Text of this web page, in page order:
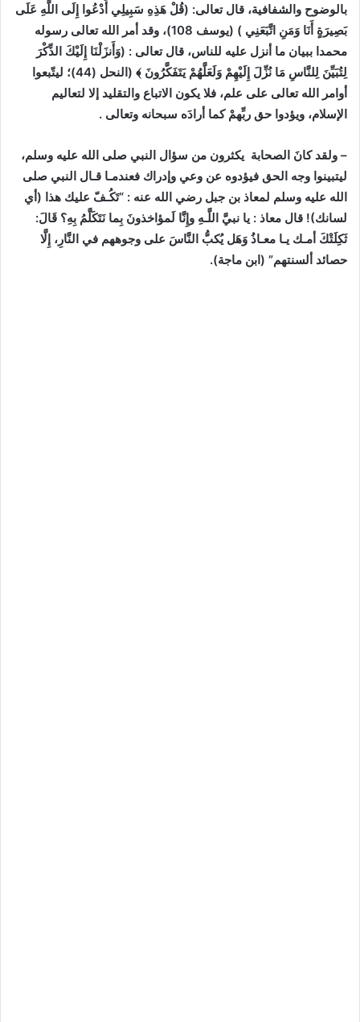
بالوضوح والشفافية، قال تعالى: (قُلْ هَذِهِ سَبِيلِي أَدْعُوا إِلَى اللَّهِ عَلَى
بَصِيرَةٍ أَنَا وَمَنِ اتَّبَعَنِي ) (يوسف 108)، وقد أمر الله تعالى رسوله
محمدا ببيان ما أنزل عليه للناس، قال تعالى : (وَأَنزَلْنَا إِلَيْكَ الذِّكْرَ
لِتُبَيِّنَ لِلنَّاسِ مَا نُزِّلَ إِلَيْهِمْ وَلَعَلَّهُمْ يَتَفَكَّرُونَ ﴾ (النحل (44)؛ ليتّبعوا
أوامر الله تعالى على علم، فلا يكون الاتباع والتقليد إلا لتعاليم
الإسلام، ويؤدوا حق ربِّهمْ كما أرادَه سبحانه وتعالى .
– ولقد كانَ الصحابة يكثرون من سؤال النبي صلى الله عليه وسلم،
ليتبينوا وجه الحق فيؤدوه عن وعي وإدراك فعندمـا قـال النبي صلى
الله عليه وسلم لمعاذ بن جبل رضي الله عنه : “تَكُـفّ عليك هذا (أي
لسانك)! قال معاذ : يا نبيَّ اللَّـهِ وإِنَّا لَمؤاخذونَ بِما نَتَكَلَّمُ بِهِ؟ قَالَ:
ثَكِلَتْكَ أمـك يـا معـاذُ وَهَل يُكبُّ النَّاسَ على وجوههم في النَّارِ، إِلَّا
حصائد ألسنتهم” (ابن ماجة).